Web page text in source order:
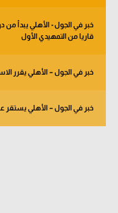
قاريا من التمهيدي الأول
خبر في الجول – الأهلي يقرر
خبر في الجول – الأهلي يستقر